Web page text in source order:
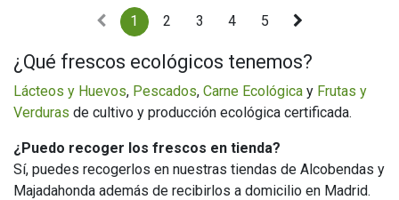
1 2 3 4 5
¿Qué frescos ecológicos tenemos?
Lácteos y Huevos, Pescados, Carne Ecológica y Frutas y
Verduras de cultivo y producción ecológica certificada.
¿Puedo recoger los frescos en tienda?
Sí, puedes recogerlos en nuestras tiendas de Alcobendas y
Majadahonda además de recibirlos a domicilio en Madrid.